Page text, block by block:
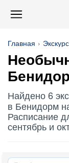
Главная
Найдено 6
в Бенидорм
Расписание
сентябрь и